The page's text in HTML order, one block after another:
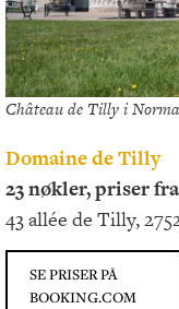
Château de Tilly i
Domaine de Tilly
23 nøkler, priser
43 allée de Tilly,
SE PRISER PÅ
BOOKING.COM